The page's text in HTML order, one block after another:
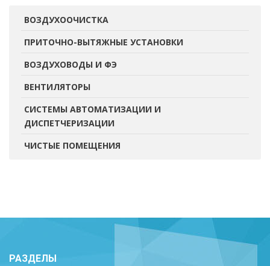
ВОЗДУХООЧИСТКА
ПРИТОЧНО-ВЫТЯЖНЫЕ УСТАНОВКИ
ВОЗДУХОВОДЫ И ФЭ
ВЕНТИЛЯТОРЫ
СИСТЕМЫ АВТОМАТИЗАЦИИ И
ДИСПЕТЧЕРИЗАЦИИ
ЧИСТЫЕ ПОМЕЩЕНИЯ
РАЗДЕЛЫ